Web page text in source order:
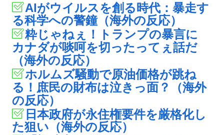
AIがウイルスを創る時代：暴走す
る科学への警鐘（海外の反応）
粋じゃねぇ！トランプの暴言に
カナダが啖呵を切ったってぇ話だ
（海外の反応）
ホルムズ騒動で原油価格が跳ね
る！庶民の財布は泣きっ面？（海外
の反応）
日本政府が永住権要件を厳格化し
た狙い（海外の反応）